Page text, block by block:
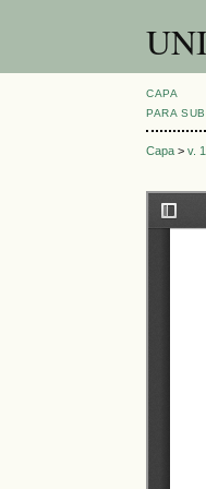
CAPA
PARA
Capa >v.